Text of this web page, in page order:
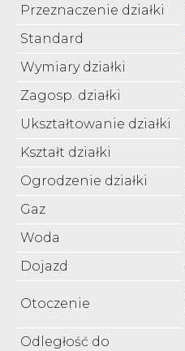
Przeznaczenie działki
Standard
Wymiary działki
Zagosp. działki
Ukształtowanie działki
Kształt działki
Ogrodzenie działki
Gaz
Woda
Dojazd
Otoczenie
Odległość do